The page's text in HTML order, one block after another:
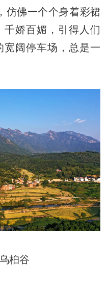
仿佛一个个身着彩裙
千娇百媚，引得人们
宽阔停车场，总是一
桕谷